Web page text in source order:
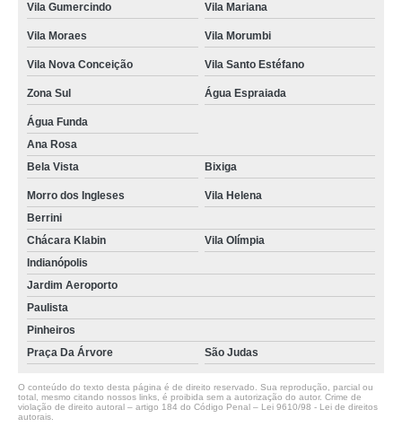
Vila Gumercindo Vila Mariana
Vila Moraes Vila Morumbi
Vila Nova Conceição Vila Santo Estéfano
Zona Sul Água Espraiada
Água Funda
Ana Rosa
Bela Vista
Bixiga
Morro dos Ingleses
Vila Helena
Berrini
Chácara Klabin
Vila Olímpia
Indianópolis
Jardim Aeroporto
Paulista
Pinheiros
Praça Da Árvore
São Judas
O conteúdo do texto desta página é de direito reservado. Sua reprodução, parcial ou
total, mesmo citando nossos links, é proibida sem a autorização do autor. Crime de
violação de direito autoral – artigo 184 do Código Penal – Lei 9610/98 - Lei de direitos
autorais